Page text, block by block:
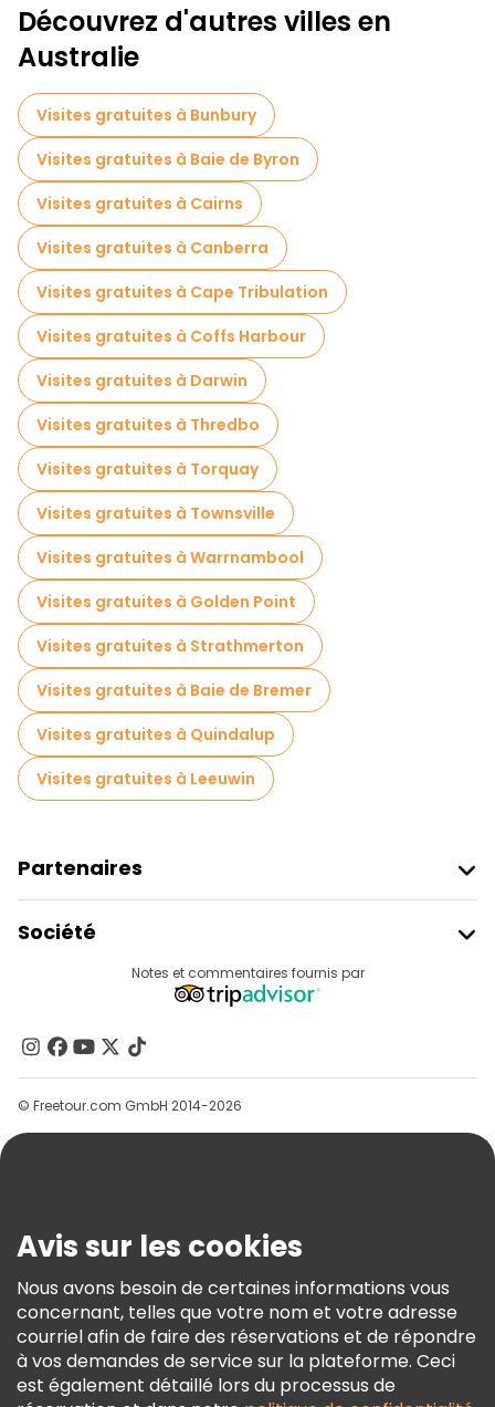
Découvrez d'autres villes en
Australie
Visites gratuites à Bunbury
Visites gratuites à Baie de Byron
Visites gratuites à Cairns
Visites gratuites à Canberra
Visites gratuites à Cape Tribulation
Visites gratuites à Coffs Harbour
Visites gratuites à Darwin
Visites gratuites à Thredbo
Visites gratuites à Torquay
Visites gratuites à Townsville
Visites gratuites à Warrnambool
Visites gratuites à Golden Point
Visites gratuites à Strathmerton
Visites gratuites à Baie de Bremer
Visites gratuites à Quindalup
Visites gratuites à Leeuwin
Partenaires
Connexion Du Fournisseur
Programme D’affiliation
Société
Contactez-Nous
Groupes
Aide
Conditions Générales Et Mentions Légales
Politique En Matière De Cookies
Freetour Prix
Programme De Fidélité
Notes et commentaires fournis par
© Freetour.com GmbH 2014-2026
Avis sur les cookies
Nous avons besoin de certaines informations vous
concernant, telles que votre nom et votre adresse
courriel afin de faire des réservations et de répondre
à vos demandes de service sur la plateforme. Ceci
est également détaillé lors du processus de